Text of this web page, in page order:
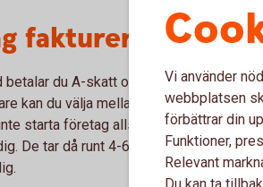
fakturera utan
betalar du A-skatt och startar du eget
kan du välja mellan en rad olika
starta företag alls utan använda
De tar då runt 4-6% av fakturan mot att
Vi använder
webbplatsen
förbättrar din
Funktioner,
Relevant
Du kan ta